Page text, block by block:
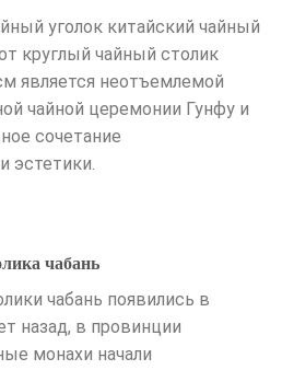
уголок китайский чайный
круглый чайный столик
является неотъемлемой
чайной церемонии Гунфу и
сочетание
эстетики.
чабань
чабань появились в
назад, в провинции
монахи начали